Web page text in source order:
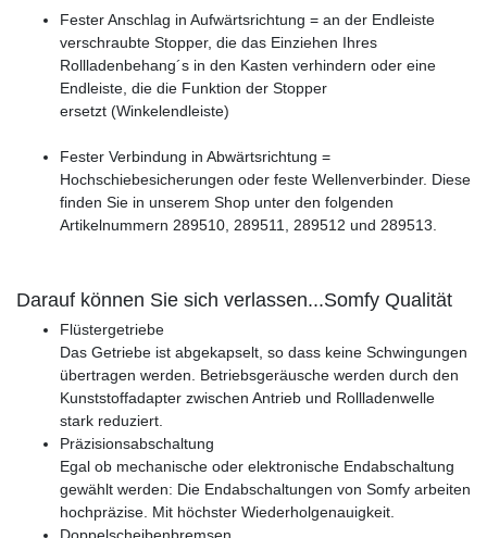
Fester Anschlag in Aufwärtsrichtung = an der Endleiste
verschraubte Stopper, die das Einziehen Ihres
Rollladenbehang´s in den Kasten verhindern oder eine
Endleiste, die die Funktion der Stopper
ersetzt (Winkelendleiste)
Fester Verbindung in Abwärtsrichtung =
Hochschiebesicherungen oder feste Wellenverbinder. Diese
finden Sie in unserem Shop unter den folgenden
Artikelnummern 289510, 289511, 289512 und 289513.
Darauf können Sie sich verlassen...Somfy Qualität
Flüstergetriebe
Das Getriebe ist abgekapselt, so dass keine Schwingungen
übertragen werden. Betriebsgeräusche werden durch den
Kunststoffadapter zwischen Antrieb und Rollladenwelle
stark reduziert.
Präzisionsabschaltung
Egal ob mechanische oder elektronische Endabschaltung
gewählt werden: Die Endabschaltungen von Somfy arbeiten
hochpräzise. Mit höchster Wiederholgenauigkeit.